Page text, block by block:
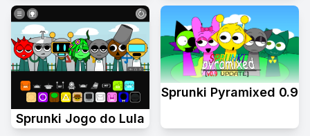
Sprunki Jogo do Lula
Sprunki Pyramixed 0.9